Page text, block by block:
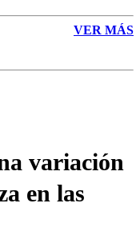
VER MÁS
variación
en las